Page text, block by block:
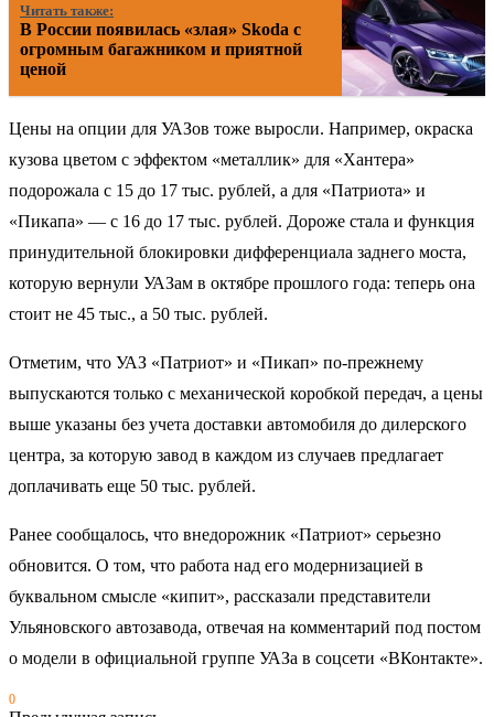
Читать также:
В России появилась «злая» Skoda с
огромным багажником и приятной
ценой
Цены на опции для УАЗов тоже выросли. Например, окраска
кузова цветом с эффектом «металлик» для «Хантера»
подорожала с 15 до 17 тыс. рублей, а для «Патриота» и
«Пикапа» — с 16 до 17 тыс. рублей. Дороже стала и функция
принудительной блокировки дифференциала заднего моста,
которую вернули УАЗам в октябре прошлого года: теперь она
стоит не 45 тыс., а 50 тыс. рублей.
Отметим, что УАЗ «Патриот» и «Пикап» по-прежнему
выпускаются только с механической коробкой передач, а цены
выше указаны без учета доставки автомобиля до дилерского
центра, за которую завод в каждом из случаев предлагает
доплачивать еще 50 тыс. рублей.
Ранее сообщалось, что внедорожник «Патриот» серьезно
обновится. О том, что работа над его модернизацией в
буквальном смысле «кипит», рассказали представители
Ульяновского автозавода, отвечая на комментарий под постом
о модели в официальной группе УАЗа в соцсети «ВКонтакте».
0